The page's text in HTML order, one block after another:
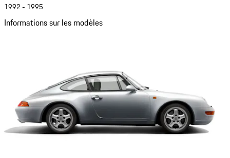
1992 - 1995
Informations sur les modèles